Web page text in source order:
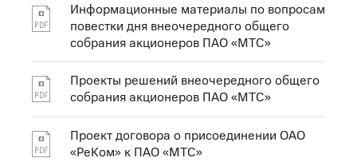
Информационные материалы по вопросам
повестки дня внеочередного общего
собрания акционеров ПАО «МТС»
Проекты решений внеочередного общего
собрания акционеров ПАО «МТС»
Проект договора о присоединении ОАО
«РеКом» к ПАО «МТС»